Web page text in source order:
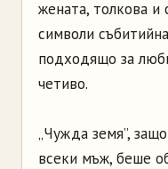
жената, толкова и
символи
подходящо за
четиво.
„Чужда земя”,
всеки мъж, беше